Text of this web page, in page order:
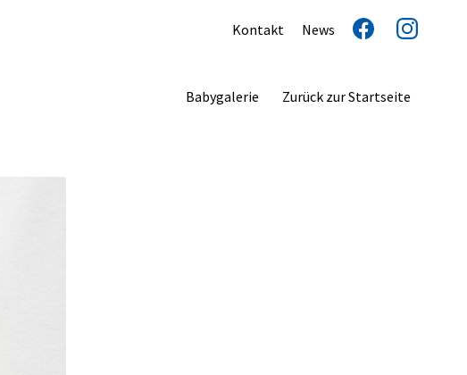
Kontakt News
Babygalerie Zurück zur Startseite